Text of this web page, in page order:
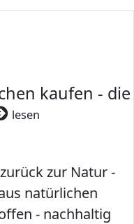
kaufen - die
lesen
zur Natur -
natürlichen
- nachhaltig